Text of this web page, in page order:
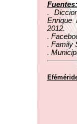
Fuentes:
.
Enrique
2012.
.
. Family
.